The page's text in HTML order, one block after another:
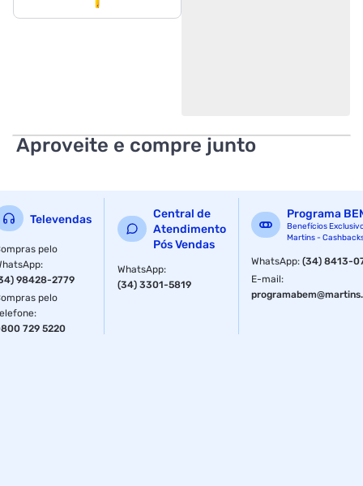
Aproveite e compre junto
Televendas
pelo
:
98428-2779
pelo
:
729 5220
Central de
Atendimento
Pós Vendas
WhatsApp:
(34) 3301-5819
Programa
Benefícios
Martins -
WhatsApp:(34) 8413-
E-mail: